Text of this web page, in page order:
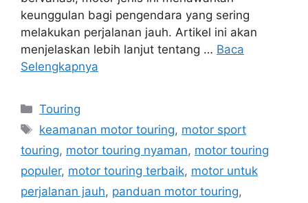
keunggulan bagi pengendara yang sering
melakukan perjalanan jauh. Artikel ini akan
menjelaskan lebih lanjut tentang … Baca
Selengkapnya
Kategori
Touring
Tag
keamanan motor touring, motor sport
touring, motor touring nyaman, motor touring
populer, motor touring terbaik, motor untuk
perjalanan jauh, panduan motor touring,